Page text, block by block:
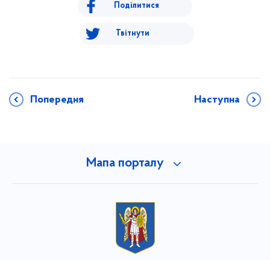
Поділитися
Твітнути
Попередня Наступна
Мапа порталу